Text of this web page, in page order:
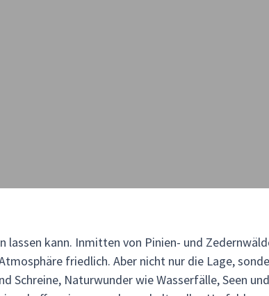
lassen kann. Inmitten von Pinien- und
friedlich. Aber nicht nur die Lage,
Naturwunder wie Wasserfälle, Seen